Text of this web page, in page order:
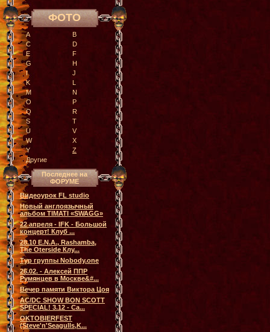
ФОТО
A
B
C
D
E
F
G
H
I
J
K
L
M
N
O
P
Q
R
S
T
U
V
W
X
Y
Z
Другие
Последнее на
ФОРУМЕ
Видеоурок FL studio
Новый англоязычный
альбом TIMATI «SWAGG»
22 апреля - IFK - Большой
концерт! Клуб ...
28.10 E.N.A., Rashamba,
The Oterside Клу...
Тур группы Nobody.one
26.02. - Алексей ППР
Румянцев в Москве&#...
Вечер памяти Виктора Цоя
AC/DC SHOW BON SCOTT
SPECIAL! 3.12 - Са...
OKTOBIERFEST
(Steve'n'Seagulls,K...